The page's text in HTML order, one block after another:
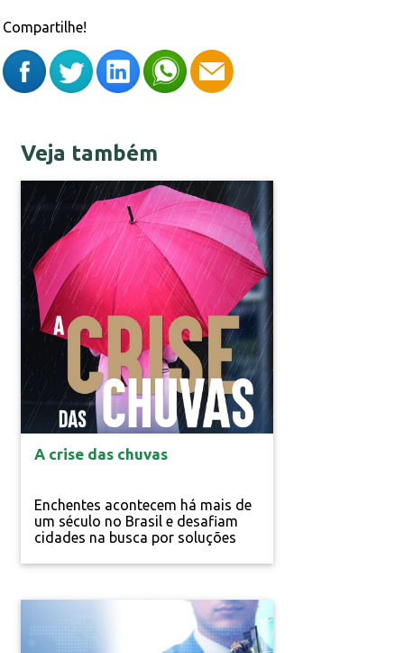
Compartilhe!
Veja também
A crise das chuvas
Enchentes acontecem há mais de
um século no Brasil e desafiam
cidades na busca por soluções
Portella ainda lembra com
pela família em novembro de
2008, em Itajaí, cidade litorânea
de Santa Catarina. A chuva forte e